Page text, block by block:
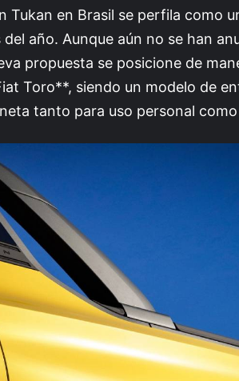
Tukan en Brasil se perfila como
año. Aunque aún no se han
propuesta se posicione de
Toro**, siendo un modelo de
tanto para uso personal